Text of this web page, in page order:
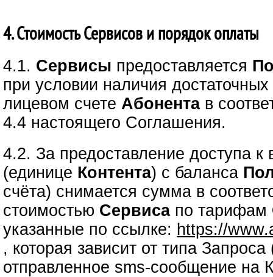
4. Стоимость Сервисов и порядок оплаты
4.1. Сервисы предоставляется
при условии наличия
лицевом счетеАбонентав
4.4 настоящего Соглашения.
4.2. За предоставление доступа
(единице Контента) с баланса
счёта) снимается сумма в
стоимостью Сервисапо тарифам
указанные по ссылке: https://
, которая зависит от типа
отправленное sms-сообщение на